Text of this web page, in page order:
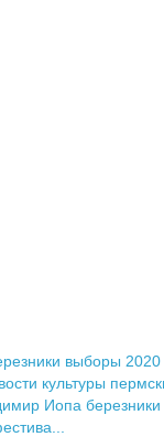
выборы 2020
культуры
Иопа березники